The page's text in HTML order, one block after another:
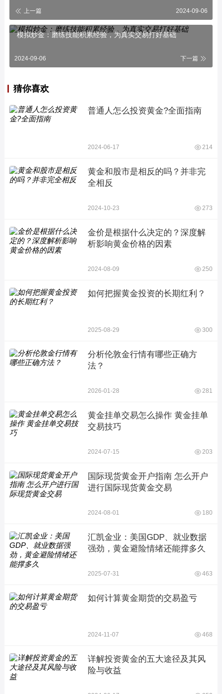
上一篇 2024-09-06
模拟炒金：磨练技能积累经验，为真实交易打好基础
2024-09-06 下一篇
猜你喜欢
普通人怎么投资黄金?全面指南
2024-06-17 214
黄金和股市是相反的吗？并非完
全相反
2024-10-23 273
金价是根据什么决定的？深度解
析影响黄金价格的因素
2024-08-09 250
如何把握黄金投资的长期红利？
2025-08-29 300
分析伦敦金行情有哪些正确方
法？
2026-01-28 281
黄金挂单交易怎么操作 黄金挂单
交易技巧
2024-07-15 203
国际现货黄金开户指南 怎么开户
进行国际现货黄金交易
2024-08-01 180
汇凯金业：美国GDP、就业数据
强劲，黄金避险情绪还能撑多久
2025-07-31 463
如何计算黄金期货的交易盈亏
2024-11-07 468
详解投资黄金的五大途径及其风
险与收益